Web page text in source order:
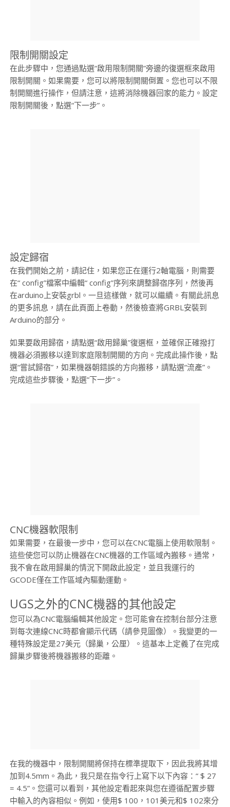
限制開關設定
在此步驟中，您通過點選“啟用限制開關”旁邊的復選框來啟用
限制開關。如果需要，您可以將限制開關倒置。您也可以不限
制開關進行操作，但請注意，這將消除機器回家的能力。設定
限制開關後，點選“下一步”。
設定歸宿
在我們開始之前，請記住，如果您正在運行2軸電腦，則需要
在“ config”檔案中編輯“ config”序列來調整歸宿序列，然後再
在arduino上安裝grbl。一旦這樣做，就可以繼續。有關此訊息
的更多訊息，請在此頁面上卷動，然後檢查將GRBL安裝到
Arduino的部分。
如果要啟用歸宿，請點選“啟用歸巢”復選框，並確保正確撥打
機器必須搬移以達到家庭限制開關的方向。完成此操作後，點
選“嘗試歸宿”，如果機器朝錯誤的方向搬移，請點選“流產”。
完成這些步驟後，點選“下一步”。
CNC機器軟限制
如果需要，在最後一步中，您可以在CNC電腦上使用軟限制。
這些使您可以防止機器在CNC機器的工作區域內搬移。通常，
我不會在啟用歸巢的情況下開啟此設定，並且我運行的
GCODE僅在工作區域內驅動運動。
UGS之外的CNC機器的其他設定
您可以為CNC電腦編輯其他設定。您可能會在控制台部分注意
到每次連線CNC時都會顯示代碼（請參見圖像）。我變更的一
種特殊設定是27美元（歸巢，公厘）。這基本上定義了在完成
歸巢步驟後將機器搬移的距離。
在我的機器中，限制開關將保持在標準提取下，因此我將其增
加到4.5mm。為此，我只是在指令行上寫下以下內容：“ $ 27
= 4.5”。您還可以看到，其他設定看起來與您在遵循配置步驟
中輸入的內容相似。例如，使用$ 100，101美元和$ 102來分